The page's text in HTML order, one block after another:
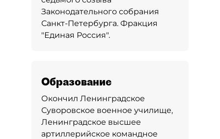
Законодательного собрания
Санкт-Петербурга. Фракция
"Единая Россия".
Образование
Окончил Ленинградское
Суворовское военное училище,
Ленинградское высшее
артиллерийское командное